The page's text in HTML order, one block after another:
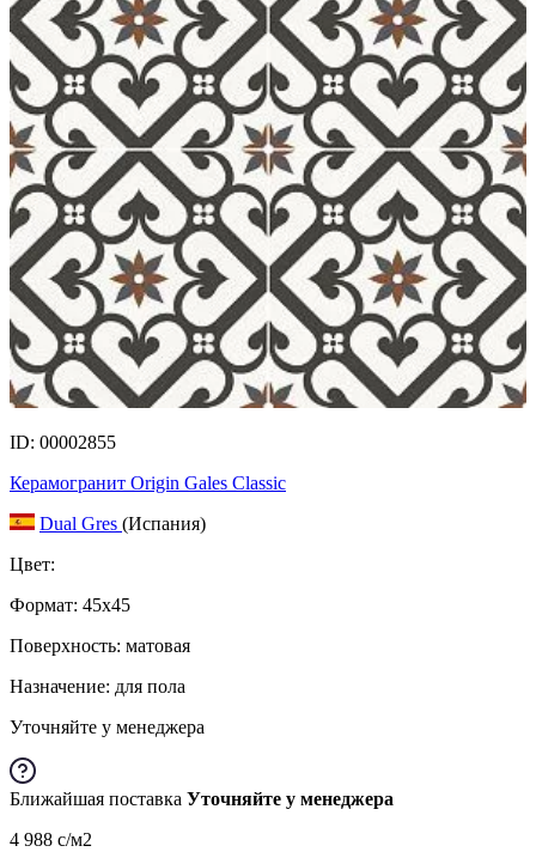
ID: 00002855
Керамогранит Origin Gales Classic
Dual Gres (Испания)
Цвет:
Формат: 45x45
Поверхность: матовая
Назначение: для пола
Уточняйте у менеджера
Ближайшая поставка Уточняйте у менеджера
4 988 c/м2